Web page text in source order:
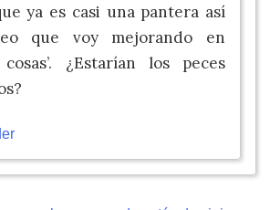
ya es casi una pantera así
que voy mejorando en
cosas’. ¿Estarían los peces